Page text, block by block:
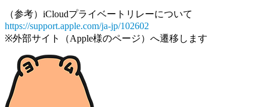
（参考）iCloudプライベートリレーについて
https://support.apple.com/ja-jp/102602
※外部サイト（Apple様のページ）へ遷移します